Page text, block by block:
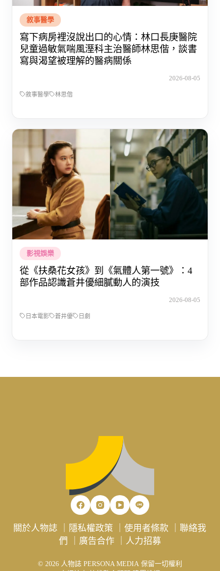
敘事醫學
寫下病房裡沒說出口的心情：林口長庚醫院
兒童過敏氣喘風溼科主治醫師林思偕，談書
寫與渴望被理解的醫病關係
2026-08-05
敘事醫學 林思偕
影視娛樂
從《扶桑花女孩》到《氣體人第一號》：4
部作品認識蒼井優細膩動人的演技
2026-08-05
日本電影 蒼井優 日劇
關於人物誌 隱私權政策 ｜使用者條款 ｜聯絡我
們
廣告合作｜ 人力招募
© 2026 人物誌 PERSONA MEDIA 保留一切權利